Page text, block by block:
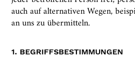
auch auf alternativen Wegen,
an uns zu übermitteln.
1. BEGRIFFSBESTIMMUNGEN